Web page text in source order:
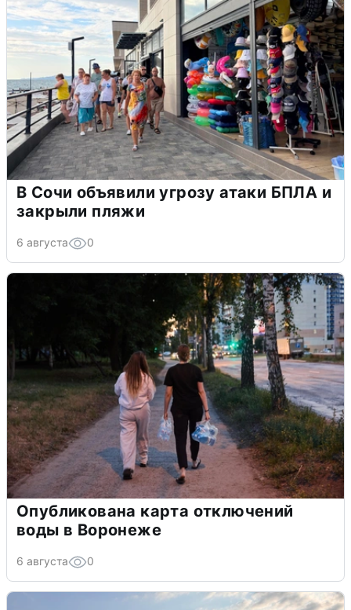
В Сочи объявили угрозу атаки БПЛА и
закрыли пляжи
6 августа 0
Опубликована карта отключений
воды в Воронеже
6 августа 0